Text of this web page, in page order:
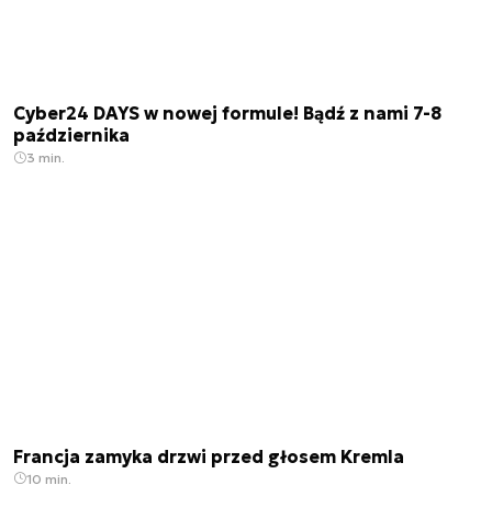
Cyber24 DAYS w nowej formule! Bądź z nami 7-8
października
3 min.
Francja zamyka drzwi przed głosem Kremla
10 min.